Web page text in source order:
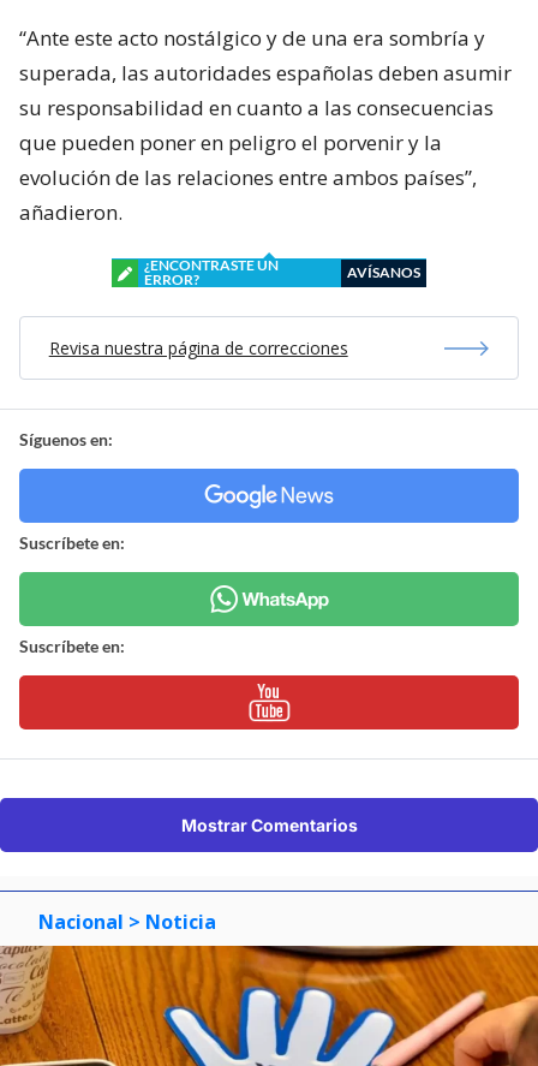
“Ante este acto nostálgico y de una era sombría y
superada, las autoridades españolas deben asumir
su responsabilidad en cuanto a las consecuencias
que pueden poner en peligro el porvenir y la
evolución de las relaciones entre ambos países”,
añadieron.
¿ENCONTRASTE UN
ERROR?
AVÍSANOS
Revisa nuestra página de correcciones
Síguenos en:
Suscríbete en:
Suscríbete en:
Mostrar Comentarios
Nacional > Noticia